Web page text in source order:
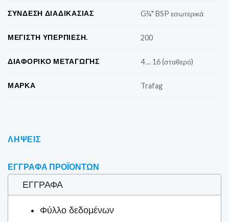
ΣΎΝΔΕΣΗ ΔΙΑΔΙΚΑΣΊΑΣ G¼" BSP εσωτερικά
ΜΈΓΙΣΤΗ ΥΠΕΡΠΊΕΣΗ. 200
ΔΙΑΦΟΡΙΚΌ ΜΕΤΑΓΩΓΉΣ 4 ... 16 (σταθερό)
ΜΆΡΚΑ Trafag
ΛΉΨΕΙΣ
ΈΓΓΡΑΦΑ ΠΡΟΪΌΝΤΩΝ
ΈΓΓΡΑΦΑ
Φύλλο δεδομένων